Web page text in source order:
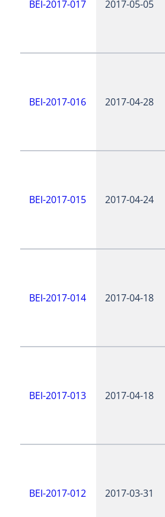
BEI-2017-017 2017-05-05
BEI-2017-016 2017-04-28
BEI-2017-015 2017-04-24
BEI-2017-014 2017-04-18
BEI-2017-013 2017-04-18
BEI-2017-012 2017-03-31